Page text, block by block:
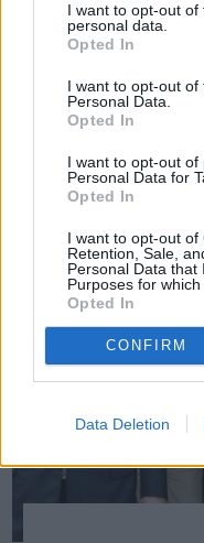
I want to opt-out
personal data.
Opted In
I want to opt-out of
Personal Data.
Opted In
I want to opt-out of
Personal Data for
Opted In
I want to opt-out of
Retention, Sale,
Personal Data that
Purposes for which
Opted In
CONFIRM
Data Deletion
Λιμενικό: Ενισχύεται